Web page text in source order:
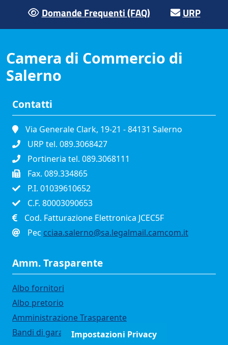
Domande Frequenti (FAQ) URP
Camera di Commercio di
Salerno
Contatti
Via Generale Clark, 19-21 - 84131 Salerno
URP tel. 089.3068427
Portineria tel. 089.3068111
Fax. 089.334865
P.I. 01039610652
C.F. 80003090653
Cod. Fatturazione Elettronica JCEC5F
Pec cciaa.salerno@sa.legalmail.camcom.it
Amm. Trasparente
Albo fornitori
Albo pretorio
Amministrazione Trasparente
Bandi di gara
Impostazioni Privacy